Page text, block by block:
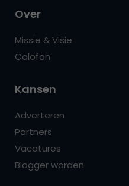
Over
Missie & Visie
Colofon
Kansen
Adverteren
Partners
Vacatures
Blogger worden